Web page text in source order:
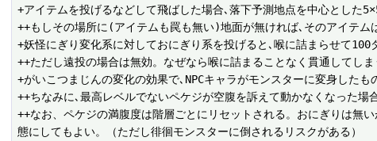
+アイテムを投げるなどして飛ばした場合､落下予測地点を中心とした
++もしその場所に(アイテムも罠も無い)地面が無ければ､そのアイテ
+妖怪にぎり変化系に対しておにぎり系を投げると､喉に詰まらせて
++ただし遠投の場合は無効。なぜなら喉に詰まることなく貫通してしま
+がいこつまじんの変化の効果で､NPCキャラがモンスターに変身した
++ちなみに､最高レベルでないペケジが空腹を訴えて動かなくなった場
++なお、ペケジの満腹度は階層ごとにリセットされる。おにぎりは無
態にしてもよい。（ただし徘徊モンスターに倒されるリスクがある）